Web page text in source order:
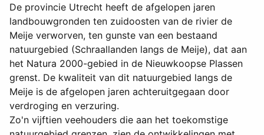
De provincie Utrecht heeft de afgelopen jaren
landbouwgronden ten zuidoosten van de rivier de
Meije verworven, ten gunste van een bestaand
natuurgebied (Schraallanden langs de Meije), dat aan
het Natura 2000-gebied in de Nieuwkoopse Plassen
grenst. De kwaliteit van dit natuurgebied langs de
Meije is de afgelopen jaren achteruitgegaan door
verdroging en verzuring.
Zo'n vijftien veehouders die aan het toekomstige